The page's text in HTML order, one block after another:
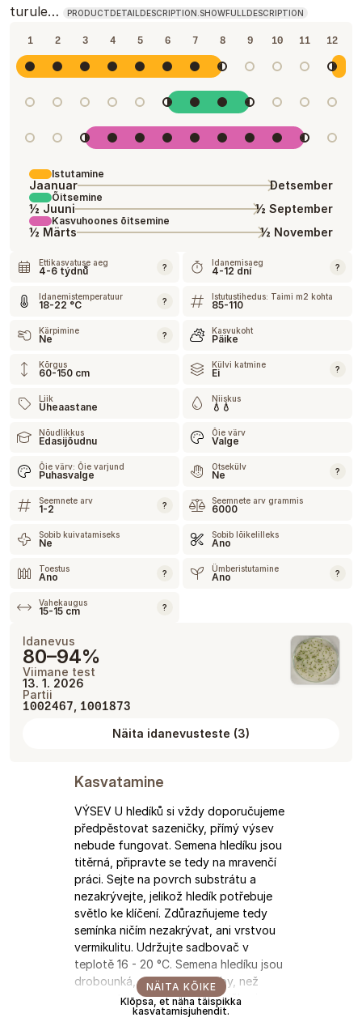
turule…
PRODUCTDETAILDESCRIPTION.SHOWFULLDESCRIPTION
1 2 3 4 5 6 7 8 9 10 11 12
Istutamine
Jaanuar Detsember
Õitsemine
½ Juuni ½ September
Kasvuhoones õitsemine
½ Märts ½ November
Ettikasvatuse aeg
4-6 týdnů ? Idanemisaeg
4-12 dní ?
Idanemistemperatuur
18-22 °C ? Istutustihedus: Taimi m2 kohta
85-110
Kärpimine
Ne ? Kasvukoht
Päike
Kõrgus
60-150 cm
Külvi katmine
Ei ?
Liik
Üheaastane
Niiskus
💧💧
Nõudlikkus
Edasijõudnu
Õie värv
Valge
Õie värv: Õie varjund
Puhasvalge
Otsekülv
Ne ?
Seemnete arv
1-2 ? Seemnete arv grammis
6000
Sobib kuivatamiseks
Ne
Sobib lõikelilleks
Ano
Toestus
Ano ? Ümberistutamine
Ano ?
Vahekaugus
15-15 cm ?
Idanevus
80–94%
Viimane test
13. 1. 2026
Partii
1002467 1001873
Näita idanevusteste (3)
Kasvatamine
VÝSEV U hledíků si vždy doporučujeme
předpěstovat sazeničky, přímý výsev
nebude fungovat. Semena hledíku jsou
titěrná, připravte se tedy na mravenčí
práci. Sejte na povrch substrátu a
nezakrývejte, jelikož hledík potřebuje
světlo ke klíčení. Zdůrazňujeme tedy
semínka ničím nezakrývat, ani vrstvou
vermikulitu. Udržujte sadbovač v
teplotě 16 - 20 °C. Semena hledíku jsou
drobounká, proto do té doby, než
nevyrostou v pořádné sazeničky, je
nutné zalévat pouze spodem, kdy
NÄITA KÕIKE
Klõpsa, et näha täispikka
kasvatamisjuhendit.